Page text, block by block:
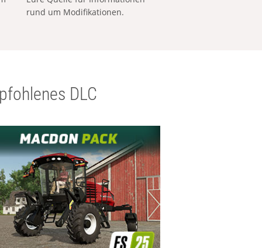
rund um Modifikationen.
DLC